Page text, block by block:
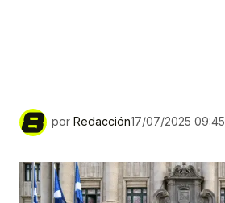
por Redacción17/07/2025 09:45